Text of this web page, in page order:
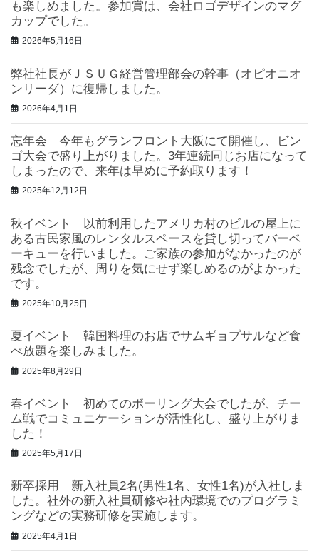
も楽しめました。参加賞は、会社ロゴデザインのマグ
カップでした。
2026年5月16日
弊社社長がＪＳＵＧ経営管理部会の幹事（オピオニオ
ンリーダ）に復帰しました。
2026年4月1日
忘年会 今年もグランフロント大阪にて開催し、ビン
ゴ大会で盛り上がりました。3年連続同じお店になって
しまったので、来年は早めに予約取ります！
2025年12月12日
秋イベント 以前利用したアメリカ村のビルの屋上に
ある古民家風のレンタルスペースを貸し切ってバーベ
ーキューを行いました。ご家族の参加がなかったのが
残念でしたが、周りを気にせず楽しめるのがよかった
です。
2025年10月25日
夏イベント 韓国料理のお店でサムギョプサルなど食
べ放題を楽しみました。
2025年8月29日
春イベント 初めてのボーリング大会でしたが、チー
ム戦でコミュニケーションが活性化し、盛り上がりま
した！
2025年5月17日
新卒採用 新入社員2名(男性1名、女性1名)が入社しま
した。社外の新入社員研修や社内環境でのプログラミ
ングなどの実務研修を実施します。
2025年4月1日